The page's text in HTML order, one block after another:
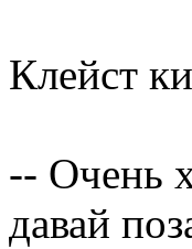
Клейст
-- Очень
давай